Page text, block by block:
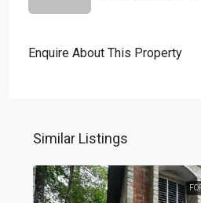
Enquire About This Property
Similar Listings